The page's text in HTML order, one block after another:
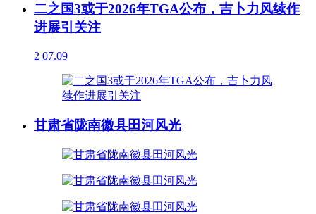
二之国3或于2026年TGA公布，吉卜力风续作
进展引关注
2 07.09
甘肃省陇南徽县田河风光